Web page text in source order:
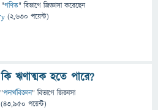
"গণিত" বিভাগে জিজ্ঞাসাকরেছেন
(2,630 পয়েন্ট)
ঋণাত্মক হতে পারে?
"পদার্থবিজ্ঞান" বিভাগে জিজ্ঞাসা
(43,950 পয়েন্ট)